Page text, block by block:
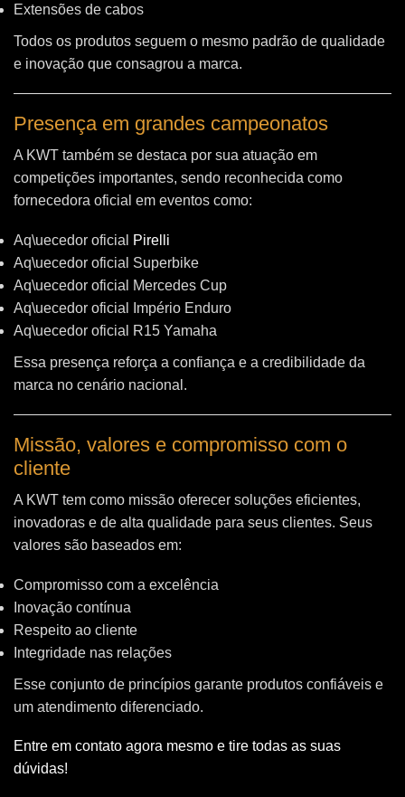
Extensões de cabos
Todos os produtos seguem o mesmo padrão de qualidade
e inovação que consagrou a marca.
Presença em grandes campeonatos
A KWT também se destaca por sua atuação em
competições importantes, sendo reconhecida como
fornecedora oficial em eventos como:
Aq\uecedor oficial
Pirelli
Aq\uecedor oficial Superbike
Aq\uecedor oficial Mercedes Cup
Aq\uecedor oficial Império Enduro
Aq\uecedor oficial R15 Yamaha
Essa presença reforça a confiança e a credibilidade da
marca no cenário nacional.
Missão, valores e compromisso com o
cliente
A KWT tem como missão oferecer soluções eficientes,
inovadoras e de alta qualidade para seus clientes. Seus
valores são baseados em:
Compromisso com a excelência
Inovação contínua
Respeito ao cliente
Integridade nas relações
Esse conjunto de princípios garante produtos confiáveis e
um atendimento diferenciado.
Entre em contato agora mesmo e tire todas as suas
dúvidas!